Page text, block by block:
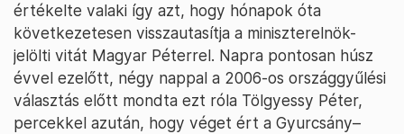
értékelte valaki így azt, hogy hónapok óta
következetesen visszautasítja a miniszterelnök-
jelölti vitát Magyar Péterrel. Napra pontosan húsz
évvel ezelőtt, négy nappal a 2006-os országgyűlési
választás előtt mondta ezt róla Tölgyessy Péter,
percekkel azután, hogy véget ért a Gyurcsány–